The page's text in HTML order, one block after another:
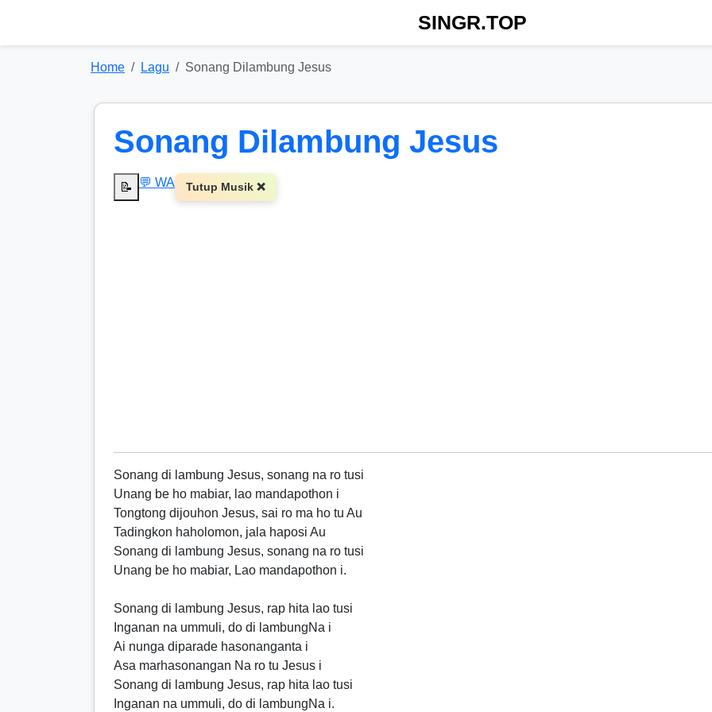
SINGR.TOP
Home Lagu Sonang Dilambung Jesus
Sonang Dilambung Jesus
📝 💬 WA Tutup Musik ❌
Sonang di lambung Jesus, sonang na ro tusi
Unang be ho mabiar, lao mandapothon i
Tongtong dijouhon Jesus, sai ro ma ho tu Au
Tadingkon haholomon, jala haposi Au
Sonang di lambung Jesus, sonang na ro tusi
Unang be ho mabiar, Lao mandapothon i.
Sonang di lambung Jesus, rap hita lao tusi
Inganan na ummuli, do di lambungNa i
Ai nunga diparade hasonanganta i
Asa marhasonangan Na ro tu Jesus i
Sonang di lambung Jesus, rap hita lao tusi
Inganan na ummuli, do di lambungNa i.